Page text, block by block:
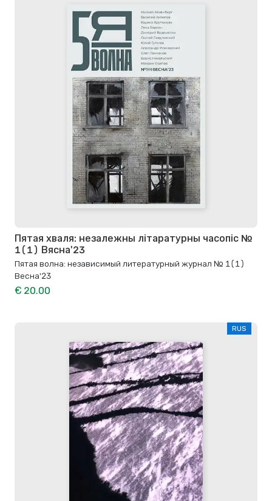
Пятая хваля: незалежны літаратурны часопіс №
1(1) Вясна'23
Пятая волна: независимый литературный журнал № 1(1)
Весна'23
€ 20.00
RUS